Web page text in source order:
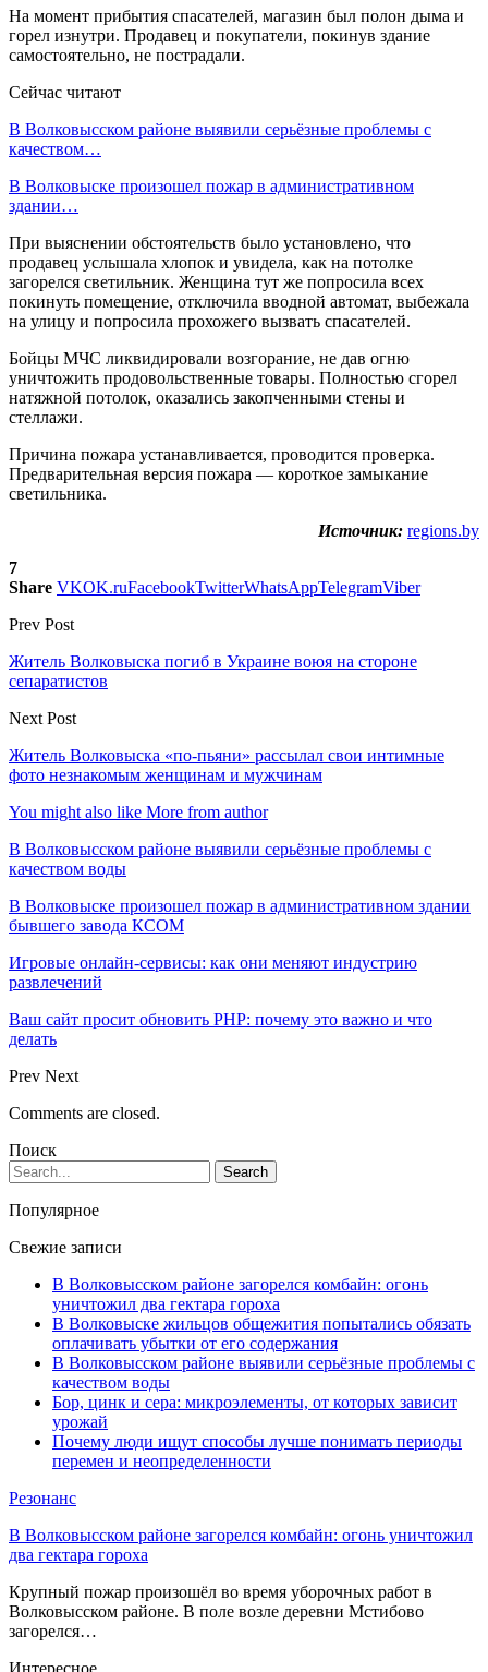
На момент прибытия спасателей, магазин был полон дыма и
горел изнутри. Продавец и покупатели, покинув здание
самостоятельно, не пострадали.
Сейчас читают
В Волковысском районе выявили серьёзные проблемы с
качеством…
В Волковыске произошел пожар в административном
здании…
При выяснении обстоятельств было установлено, что
продавец услышала хлопок и увидела, как на потолке
загорелся светильник. Женщина тут же попросила всех
покинуть помещение, отключила вводной автомат, выбежала
на улицу и попросила прохожего вызвать спасателей.
Бойцы МЧС ликвидировали возгорание, не дав огню
уничтожить продовольственные товары. Полностью сгорел
натяжной потолок, оказались закопченными стены и
стеллажи.
Причина пожара устанавливается, проводится проверка.
Предварительная версия пожара — короткое замыкание
светильника.
Источник: regions.by
7
Share VKOK.ruFacebookTwitterWhatsAppTelegramViber
Prev Post
Житель Волковыска погиб в Украине воюя на стороне
сепаратистов
Next Post
Житель Волковыска «по-пьяни» рассылал свои интимные
фото незнакомым женщинам и мужчинам
You might also like More from author
В Волковысском районе выявили серьёзные проблемы с
качеством воды
В Волковыске произошел пожар в административном здании
бывшего завода КСОМ
Игровые онлайн-сервисы: как они меняют индустрию
развлечений
Ваш сайт просит обновить PHP: почему это важно и что
делать
Prev Next
Comments are closed.
Поиск
Популярное
Свежие записи
В Волковысском районе загорелся комбайн: огонь
уничтожил два гектара гороха
В Волковыске жильцов общежития попытались обязать
оплачивать убытки от его содержания
В Волковысском районе выявили серьёзные проблемы с
качеством воды
Бор, цинк и сера: микроэлементы, от которых зависит
урожай
Почему люди ищут способы лучше понимать периоды
перемен и неопределенности
Резонанс
В Волковысском районе загорелся комбайн: огонь уничтожил
два гектара гороха
Крупный пожар произошёл во время уборочных работ в
Волковысском районе. В поле возле деревни Мстибово
загорелся…
Интересное